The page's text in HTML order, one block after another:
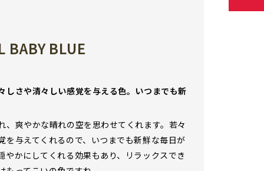
BABY BLUE
しさや清々しい感覚を与える色。いつまでも新
、爽やかな晴れの空を思わせてくれます。若々
を与えてくれるので、いつまでも新鮮な毎日が
やかにしてくれる効果もあり、リラックスでき